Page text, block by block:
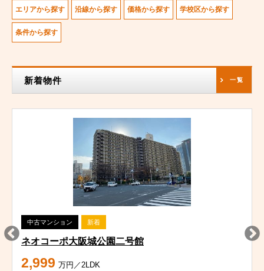
エリアから探す 沿線から探す 価格から探す 学校区から探す
条件から探す
新着物件 一覧
中古マンション 新着
ネオコーポ大阪城公園二号館
2,999 万円／2LDK